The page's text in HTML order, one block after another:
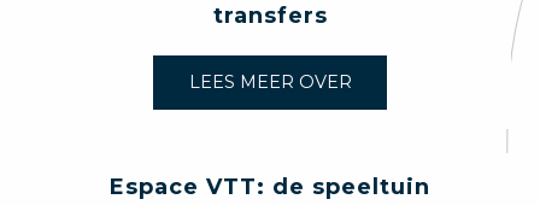
transfers
LEES MEER OVER
Espace VTT: de speeltuin